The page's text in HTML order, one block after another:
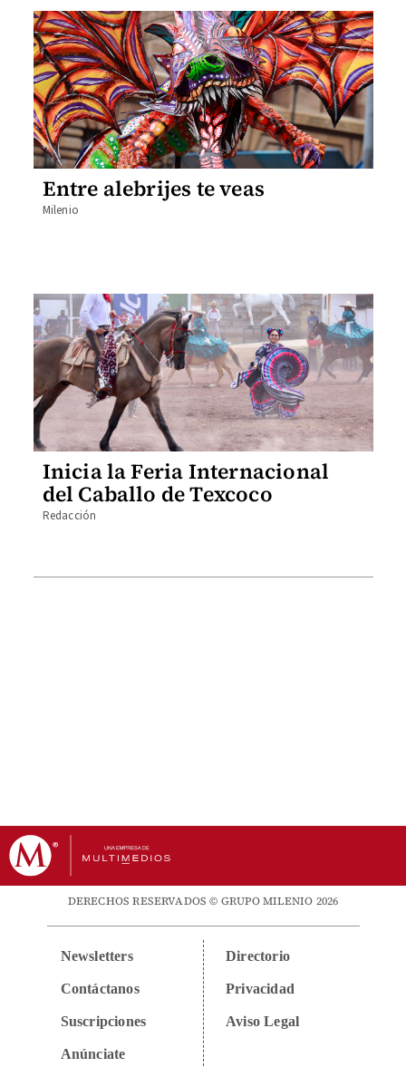
Entre alebrijes te veas
Milenio
Inicia la Feria Internacional
del Caballo de Texcoco
Redacción
DERECHOS RESERVADOS © GRUPO MILENIO 2026
Newsletters
Contáctanos
Suscripciones
Anúnciate
Directorio
Privacidad
Aviso Legal